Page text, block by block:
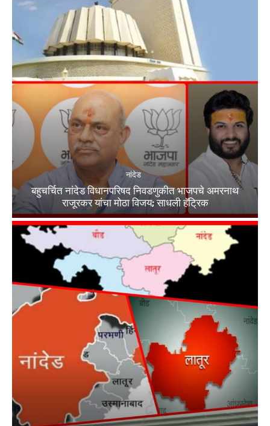
नांदेड
बहुचर्चित नांदेड विधानपरिषद निवडणुकीत भाजपचे अमरनाथ
राजूरकर यांचा मोठा विजय; साधली हॅट्रिक